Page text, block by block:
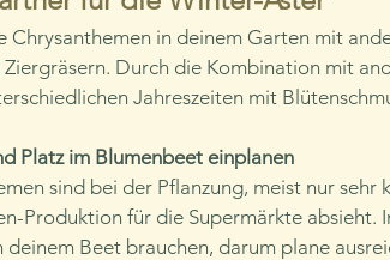
Chrysanthemen in deinem Garten mit
Ziergräsern. Durch die Kombination mit
Jahreszeiten mit
Platz im Blumenbeet einplanen
sind bei der Pflanzung, meist nur sehr
Produktion für die Supermärkte absieht.
deinem Beet brauchen, darum plane